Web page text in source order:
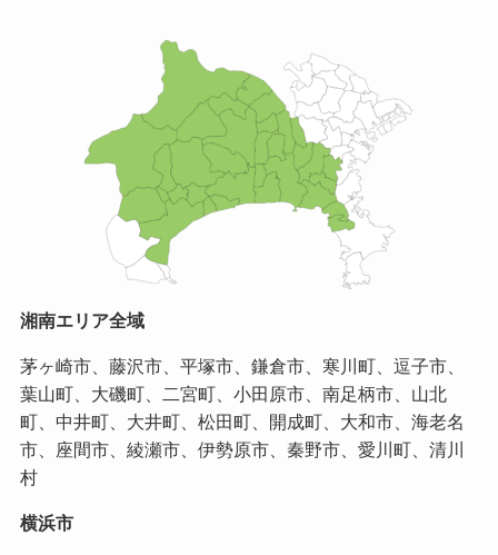
湘南エリア全域
茅ヶ崎市、藤沢市、平塚市、鎌倉市、寒川町、逗子市、
葉山町、大磯町、二宮町、小田原市、南足柄市、山北
町、中井町、大井町、松田町、開成町、大和市、海老名
市、座間市、綾瀬市、伊勢原市、秦野市、愛川町、清川
村
横浜市